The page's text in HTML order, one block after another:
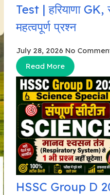
Test | हरियाणा
महत्वपूर्ण प्रश्न
July 28, 2026 No
Read More
HSSC Group D